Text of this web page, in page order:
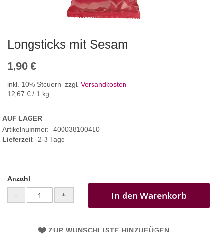
Longsticks mit Sesam
1,90 €
inkl. 10% Steuern, zzgl. Versandkosten
12,67 € / 1 kg
AUF LAGER
Artikelnummer
400038100410
Lieferzeit
2-3 Tage
Anzahl
- + In den Warenkorb
ZUR WUNSCHLISTE HINZUFÜGEN